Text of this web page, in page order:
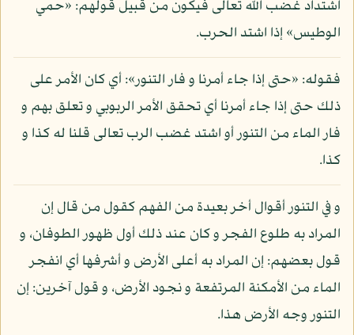
اشتداد غضب الله تعالى فيكون من قبيل قولهم: «حمي
الوطيس» إذا اشتد الحرب.
فقوله: «حتى إذا جاء أمرنا و فار التنور»: أي كان الأمر على
ذلك حتى إذا جاء أمرنا أي تحقق الأمر الربوبي و تعلق بهم و
فار الماء من التنور أو اشتد غضب الرب تعالى قلنا له كذا و
كذا.
و في التنور أقوال أخر بعيدة من الفهم كقول من قال إن
المراد به طلوع الفجر و كان عند ذلك أول ظهور الطوفان، و
قول بعضهم: إن المراد به أعلى الأرض و أشرفها أي انفجر
الماء من الأمكنة المرتفعة و نجود الأرض، و قول آخرين: إن
التنور وجه الأرض هذا.